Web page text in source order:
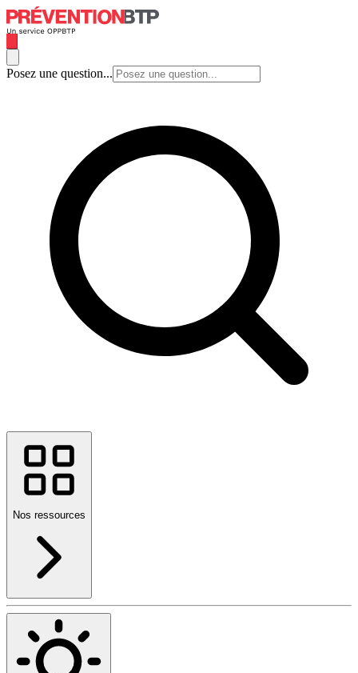
Posez une question...
Nos ressources